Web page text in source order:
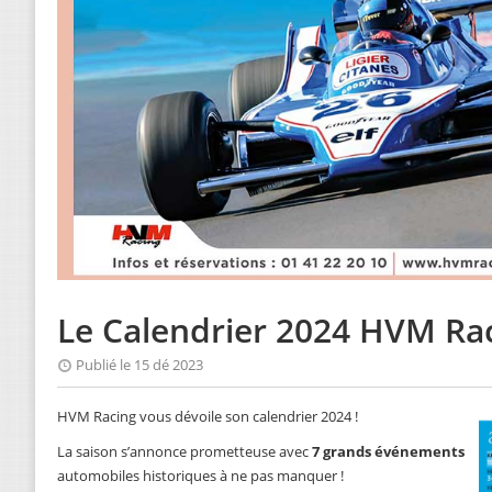
Le Calendrier 2024 HVM
Publié le 15 dé 2023
HVM Racing vous dévoile son calendrier 2024 !
La saison s’annonce prometteuse avec7 grands événements
automobiles historiques à ne pas manquer !